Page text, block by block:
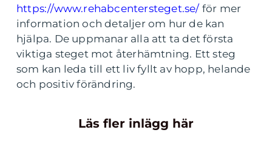
https://www.rehabcentersteget.se/ för mer
information och detaljer om hur de kan
hjälpa. De uppmanar alla att ta det första
viktiga steget mot återhämtning. Ett steg
som kan leda till ett liv fyllt av hopp, helande
och positiv förändring.
Läs fler inlägg här